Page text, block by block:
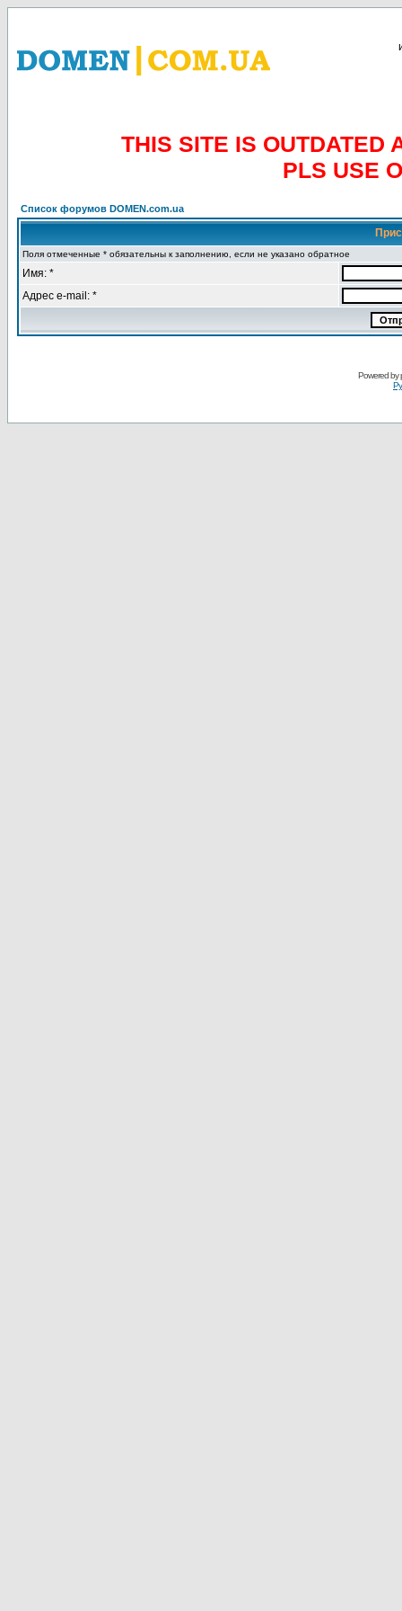
THIS SITE IS OUTDATED
PLS USE
Список форумов DOMEN.com.ua
Поля отмеченные * обязательны к заполнению, если не указано обратное
Имя: *
Адрес e-mail: *
Powered by